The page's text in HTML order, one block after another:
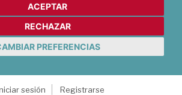
ACEPTAR
RECHAZAR
PREFERENCIAS
sesión
Registrarse